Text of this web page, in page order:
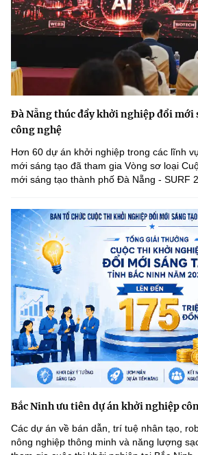
Đà Nẵng thúc đẩy khởi nghiệp đổi mới
công nghệ
Hơn 60 dự án khởi nghiệp trong các lĩnh
mới sáng tạo đã tham gia Vòng sơ loại
mới sáng tạo thành phố Đà Nẵng - SURF
Bắc Ninh ưu tiên dự án khởi nghiệp
Các dự án về bán dẫn, trí tuệ nhân tạo,
nông nghiệp thông minh và năng lượng